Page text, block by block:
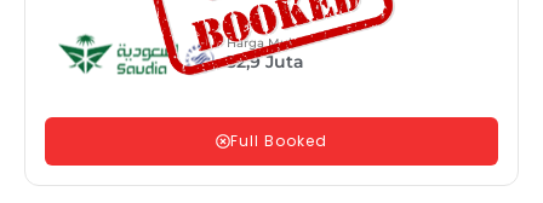
Harga Mulai
32,9Juta
Full Booked